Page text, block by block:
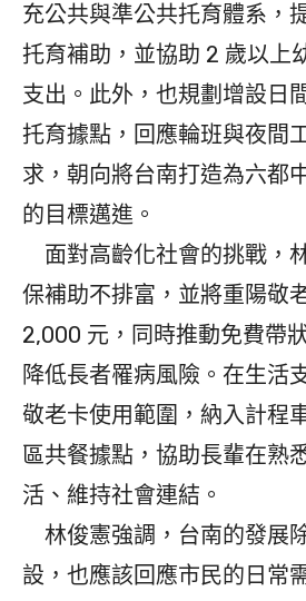
充公共與準公共托育體系，
托育補助，並協助 2 歲以上
支出。此外，也規劃增設日
托育據點，回應輪班與夜間
求，朝向將台南打造為六都
的目標邁進。
面對高齡化社會的挑戰，
保補助不排富，並將重陽敬
2,000 元，同時推動免費帶
降低長者罹病風險。在生活
敬老卡使用範圍，納入計程
區共餐據點，協助長輩在熟
活、維持社會連結。
林俊憲強調，台南的發展
設，也應該回應市民的日常